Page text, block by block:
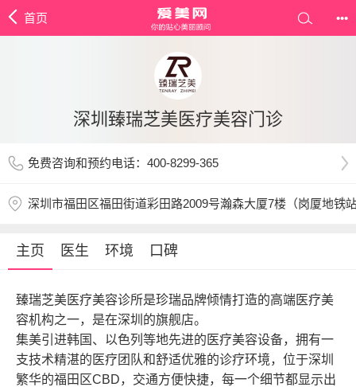
首页 •••
深圳臻瑞芝美医疗美容门诊
免费咨询和预约电话：400-8299-365
深圳市福田区福田街道彩田路2009号瀚森大厦7楼（岗厦地铁
主页 医生 环境 口碑
臻瑞芝美医疗美容诊所是珍瑞品牌倾情打造的高端医疗美
容机构之一，是在深圳的旗舰店。
集美引进韩国、以色列等地先进的医疗美容设备，拥有一
支技术精湛的医疗团队和舒适优雅的诊疗环境，位于深圳
繁华的福田区CBD，交通方便快捷，每一个细节都显示出